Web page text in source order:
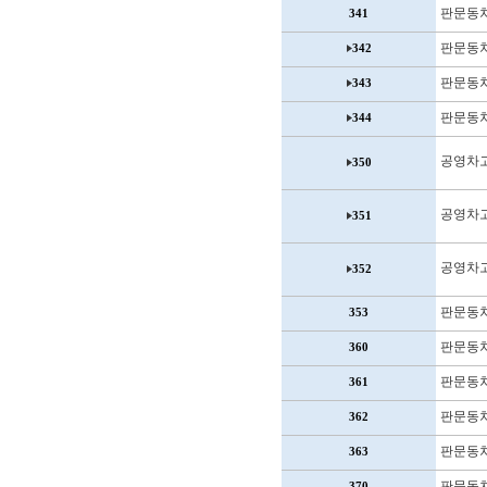
341 판문동
342 판문동
343 판문동
344 판문동
350 공영차
351 공영차
352 공영차
353 판문동
360 판문동
361 판문동
362 판문동
363 판문동